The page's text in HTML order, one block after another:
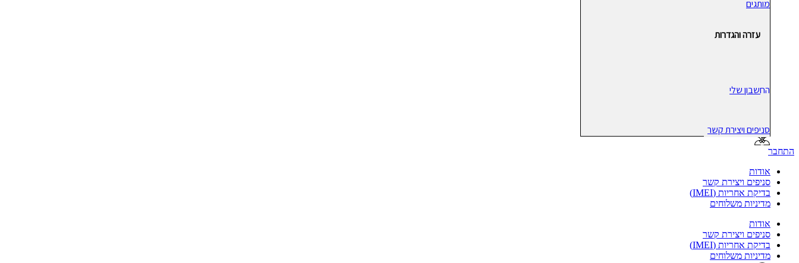
מותגים
עזרה והגדרות
החשבון שלי
סניפים ויצירת קשר
התחבר
אודות
סניפים ויצירת קשר
בדיקת אחריות (IMEI)
מדיניות משלוחים
אודות
סניפים ויצירת קשר
בדיקת אחריות (IMEI)
מדיניות משלוחים